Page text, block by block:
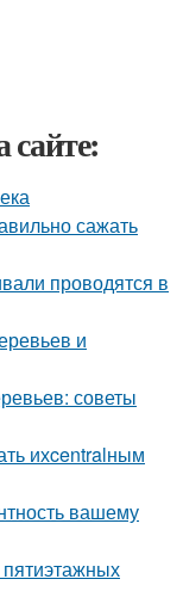
сайте:
сажать
проводятся в
и
советы
ихcentralным
вашему